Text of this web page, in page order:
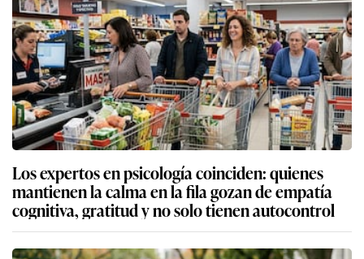
Los expertos en psicología coinciden: quienes
mantienen la calma en la fila gozan de empatía
cognitiva, gratitud y no solo tienen autocontrol